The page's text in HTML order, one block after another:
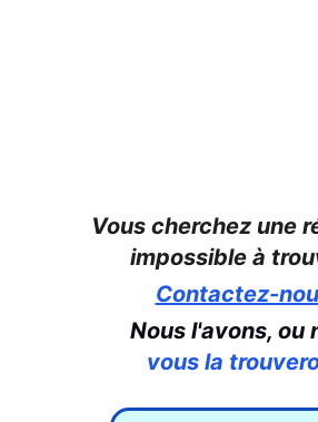
Vous cherchez une
impossible à
Contactez-
Nous l'avons, ou
vous la